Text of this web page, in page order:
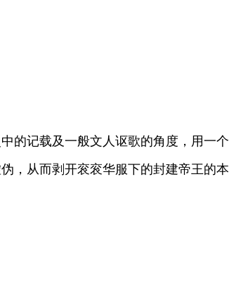
的记载及一般文人讴歌的角度，用一
，从而剥开衮衮华服下的封建帝王的本